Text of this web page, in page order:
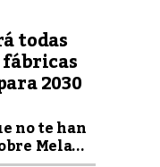
todas
2030
no te han
Mela...